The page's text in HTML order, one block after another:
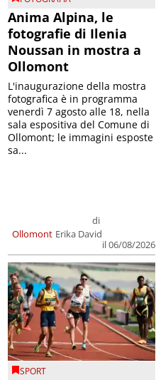
Anima Alpina, le
fotografie di Ilenia
Noussan in mostra a
Ollomont
Ollomont
di
Erika David
il 06/08/2026
L'inaugurazione della mostra
fotografica è in programma
venerdì 7 agosto alle 18, nella
sala espositiva del Comune di
Ollomont; le immagini esposte
sa...
SPORT